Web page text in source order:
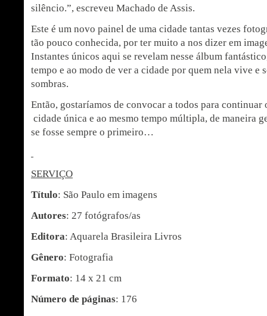
silêncio.”, escreveu Machado de Assis.
Este é um novo painel de uma cidade tantas vezes
tão pouco conhecida, por ter muito a nos dizer em
Instantes únicos aqui se revelam nesse álbum
tempo e ao modo de ver a cidade por quem nela vive e
sombras.
Então, gostaríamos de convocar a todos para continuar
cidade única e ao mesmo tempo múltipla, de maneira
se fosse sempre o primeiro…
SERVIÇO
Título: São Paulo em imagens
Autores: 27 fotógrafos/as
Editora: Aquarela Brasileira Livros
Gênero: Fotografia
Formato: 14 x 21 cm
Número de páginas: 176